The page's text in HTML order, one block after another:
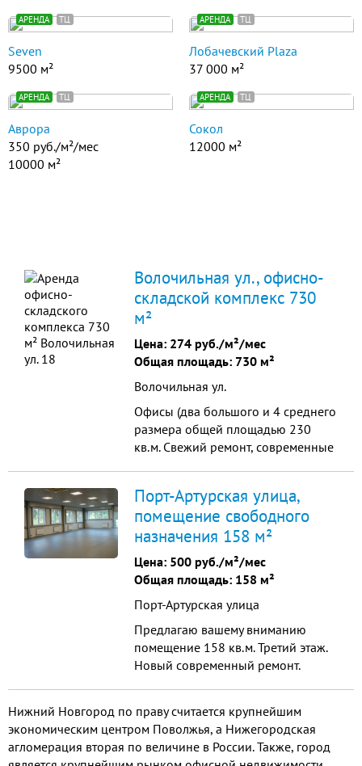
АРЕНДА ТЦ
Seven
9500 м²
АРЕНДА ТЦ
Лобачевский Plaza
37 000 м²
АРЕНДА ТЦ
Аврора
350 руб./м²/мес
10000 м²
АРЕНДА ТЦ
Сокол
12000 м²
Волочильная ул., офисно-
складской комплекс 730
м²
Цена: 274 руб./м²/мес
Общая площадь: 730 м²
Волочильная ул.
Офисы (два большого и 4 среднего
размера общей площадью 230
кв.м. Свежий ремонт, современные
удобный подъез
Порт-Артурская улица,
помещение свободного
назначения 158 м²
Цена: 500 руб./м²/мес
Общая площадь: 158 м²
Порт-Артурская улица
Предлагаю вашему вниманию
помещение 158 кв.м. Третий этаж.
Новый современный ремонт.
установка перегородок.
Установлены системы вентиляции,
кондиционирования. В помещении
Нижний Новгород по праву считается крупнейшим
экономическим центром Поволжья, а Нижегородская
агломерация вторая по величине в России. Также, город